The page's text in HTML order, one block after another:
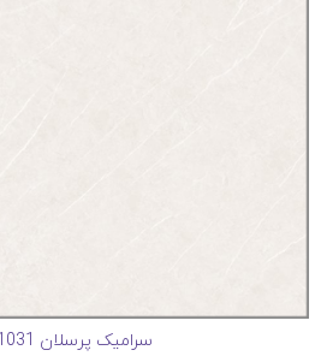
سرامیک پرسلان 12M1031